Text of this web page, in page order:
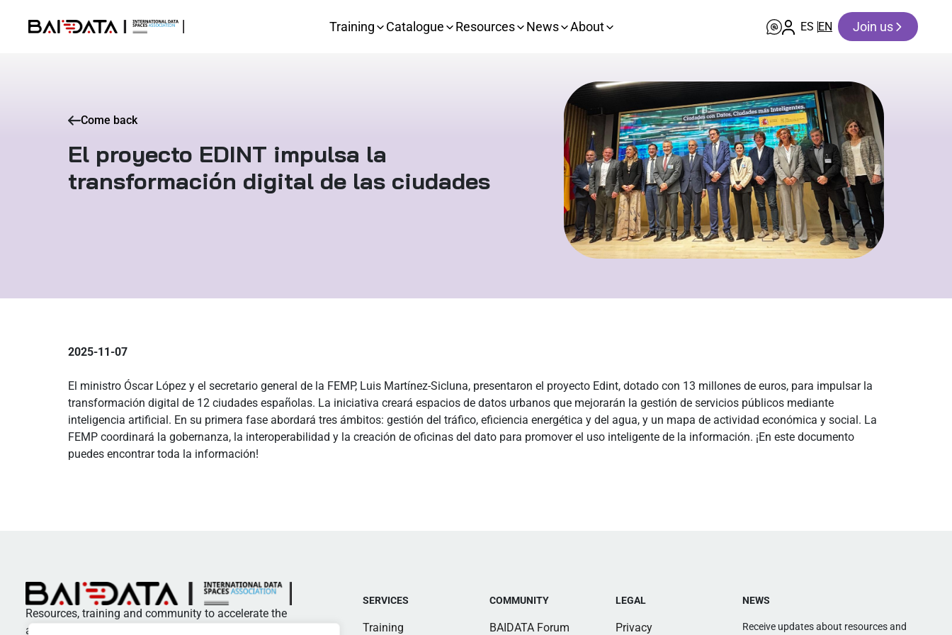
Training Catalogue Resources News About ES EN Join us
Come back
El proyecto EDINT impulsa la
transformación digital de las ciudades
2025-11-07
El ministro Óscar López y el secretario general de la FEMP, Luis Martínez-Sicluna, presentaron el proyecto Edint, dotado con 13 millones de euros, para impulsar la
transformación digital de 12 ciudades españolas. La iniciativa creará espacios de datos urbanos que mejorarán la gestión de servicios públicos mediante
inteligencia artificial. En su primera fase abordará tres ámbitos: gestión del tráfico, eficiencia energética y del agua, y un mapa de actividad económica y social. La
FEMP coordinará la gobernanza, la interoperabilidad y la creación de oficinas del dato para promover el uso inteligente de la información. ¡En este documento
puedes encontrar toda la información!
Resources, training and community to accelerate the
adoption of standards and best practices in data
SERVICES
Training
COMMUNITY
BAIDATA Forum
LEGAL
Privacy
NEWS
Receive updates about resources and